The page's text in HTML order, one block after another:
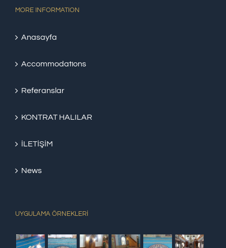
MORE INFORMATION
Anasayfa
Accommodations
Referanslar
KONTRAT HALILAR
İLETİŞİM
News
UYGULAMA ÖRNEKLERİ